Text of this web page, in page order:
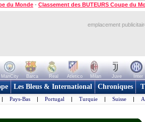
du Monde - Classement des BUTEURS Coupe du
emplacement
ManCity Barca Real Atletico Milan Juve Inter
Les Bleus & International Chroniques
| Pays-Bas | Portugal | Turquie | Suisse |